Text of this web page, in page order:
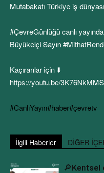
Mutabakatı Türkiye iş
#ÇevreGünlüğü canlı
Büyükelçi Sayın
Kaçıranlar için ⬇️
https://youtu.be/
#CanlıYayın#haber#çevretv
İlgili Haberler DİĞER
🔎Kentsel